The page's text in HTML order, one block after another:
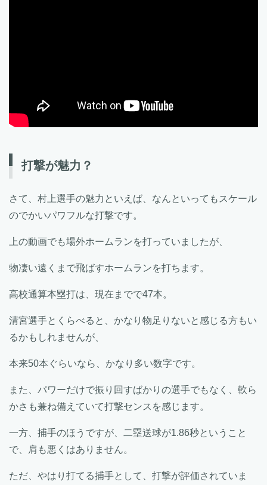
打撃が魅力？
さて、村上選手の魅力といえば、なんといってもスケール
のでかいパワフルな打撃です。
上の動画でも場外ホームランを打っていましたが、
物凄い遠くまで飛ばすホームランを打ちます。
高校通算本塁打は、現在までで47本。
清宮選手とくらべると、かなり物足りないと感じる方もい
るかもしれませんが、
本来50本ぐらいなら、かなり多い数字です。
また、パワーだけで振り回すばかりの選手でもなく、軟ら
かさも兼ね備えていて打撃センスを感じます。
一方、捕手のほうですが、二塁送球が1.86秒ということ
で、肩も悪くはありません。
ただ、やはり打てる捕手として、打撃が評価されていま